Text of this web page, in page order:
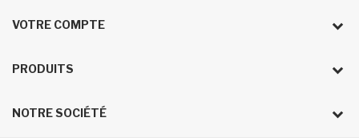
VOTRE COMPTE
PRODUITS
NOTRE SOCIÉTÉ